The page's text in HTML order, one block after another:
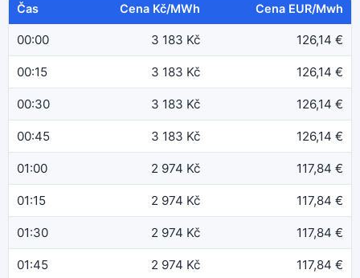
Čas Cena Kč/MWh Cena EUR/Mwh
00:00 3 183 Kč 126,14 €
00:15 3 183 Kč 126,14 €
00:30 3 183 Kč 126,14 €
00:45 3 183 Kč 126,14 €
01:00 2 974 Kč 117,84 €
01:15 2 974 Kč 117,84 €
01:30 2 974 Kč 117,84 €
01:45 2 974 Kč 117,84 €